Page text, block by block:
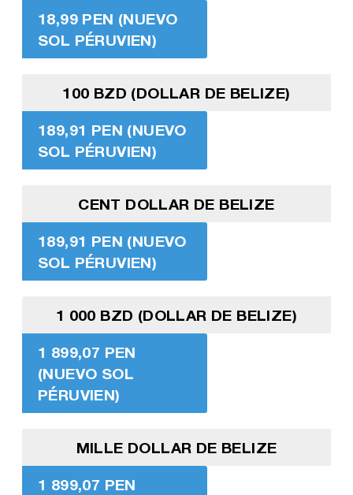
18,99 PEN (NUEVO
SOL PÉRUVIEN)
100 BZD (DOLLAR DE BELIZE)
189,91 PEN (NUEVO
SOL PÉRUVIEN)
CENT DOLLAR DE BELIZE
189,91 PEN (NUEVO
SOL PÉRUVIEN)
1 000 BZD (DOLLAR DE BELIZE)
1 899,07 PEN
(NUEVO SOL
PÉRUVIEN)
MILLE DOLLAR DE BELIZE
1 899,07 PEN